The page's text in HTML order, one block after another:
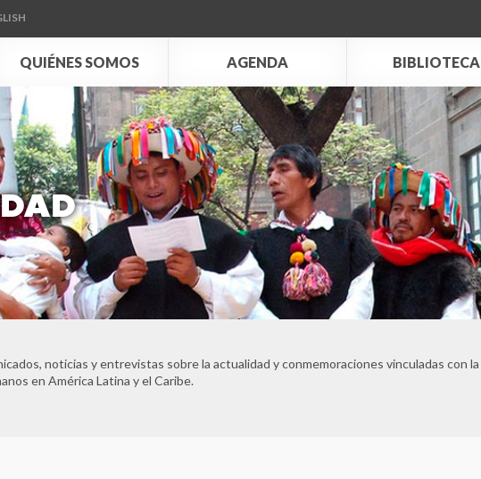
QUIÉNES SOMOS AGENDA BIBLIOTECA
noticias y entrevistas sobre la actualidad y conmemoraciones vinculadas con la
en América Latina y el Caribe.